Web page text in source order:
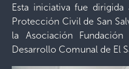
Esta iniciativa fue
Protección Civil de San
la Asociación
Desarrollo Comunal de El